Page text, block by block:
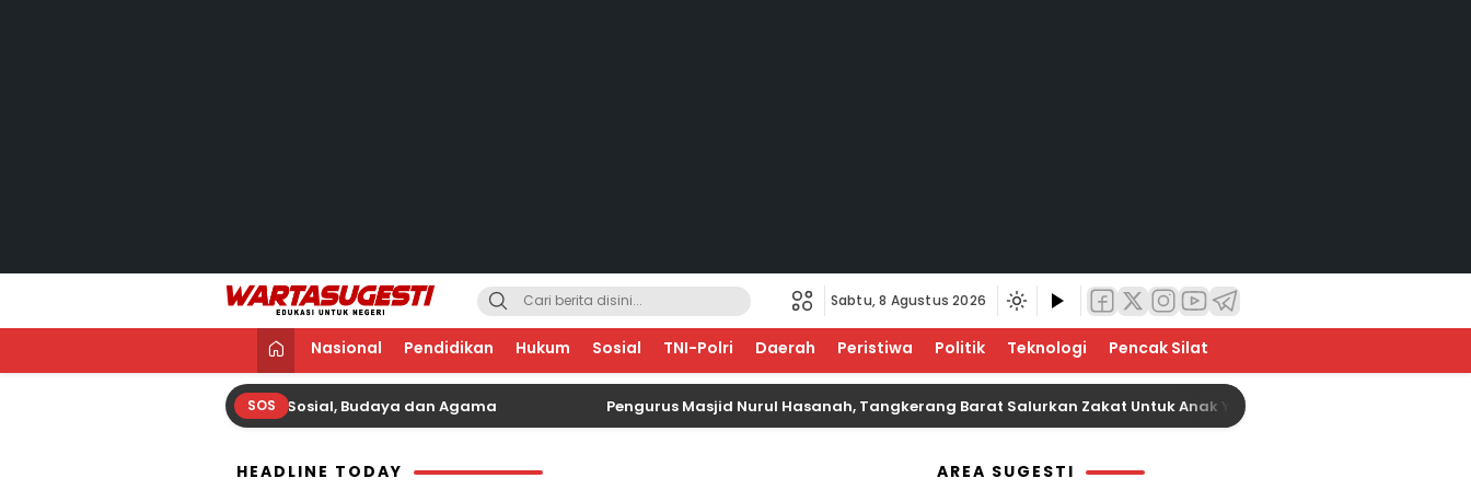
WARTA SUGESTI √ EDUKASI UNTUK NEGERI
Edukasi Untuk Negeri
Sabtu, 8 Agustus 2026
Nasional Pendidikan Hukum Sosial TNI-Polri Daerah Peristiwa Politik Teknologi Pencak Silat
SOS
Hubungan Sejenis; Fenomena Sosial, Budaya dan Agama Pengurus Masjid Nurul Hasanah, Tangkerang Barat Salurkan Zakat Untuk Anak Yatim Sebanyak 21 Orang
HEADLINE TODAY
AREA SUGESTI